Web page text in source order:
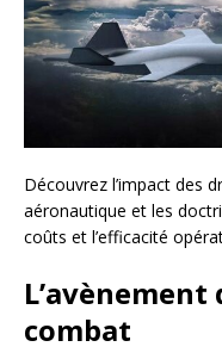
Découvrez l’impact des
aéronautique et les
coûts et l’efficacité
L’avènement
combat